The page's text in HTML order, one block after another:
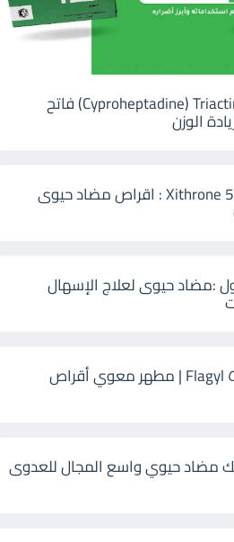
ترايكتين Cyproheptadine) Triactin) فاتح
الوزن
زيثرون 500 Xithrone : اقراص مضاد حيوى
:مضاد حيوى لعلاج الإسهال
فلاجيل ٥٠٠ Flagyl | مطهر معوي أقراص
مضاد حيوي واسع المجال للعدوى